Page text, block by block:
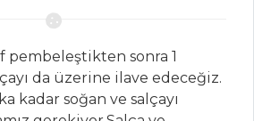
pembeleştikten sonra 1
da üzerine ilave edeceğiz.
kadar soğan ve salçayı